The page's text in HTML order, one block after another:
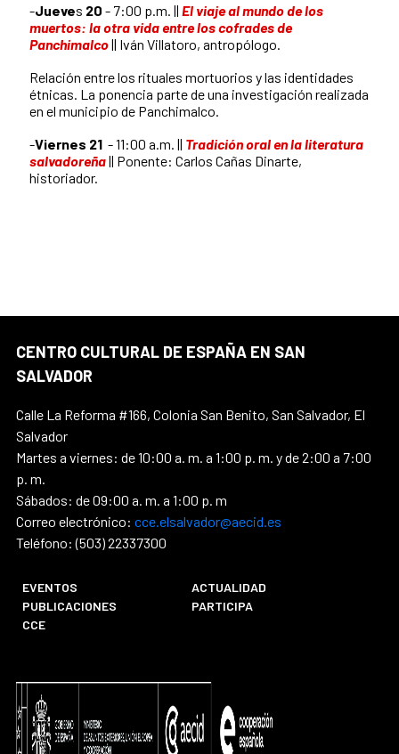
-Jueves 20 - 7:00 p.m. || El viaje al mundo de los
muertos: la otra vida entre los cofrades de
Panchimalco|| Iván Villatoro, antropólogo.
Relación entre los rituales mortuorios y las identidades
étnicas. La ponencia parte de una investigación realizada
en el municipio de Panchimalco.
-Viernes 21 - 11:00 a.m. || Tradición oral en la literatura
salvadoreña|| Ponente: Carlos Cañas Dinarte,
historiador.
CENTRO CULTURAL DE ESPAÑA EN SAN
SALVADOR
Calle La Reforma #166, Colonia San Benito, San Salvador, El
Salvador
Martes a viernes: de 10:00 a. m. a 1:00 p. m. y de 2:00 a 7:00
p. m.
Sábados: de 09:00 a. m. a 1:00 p. m
Correo electrónico: cce.elsalvador@aecid.es
Teléfono: (503) 22337300
EVENTOS
ACTUALIDAD
PUBLICACIONES
PARTICIPA
CCE